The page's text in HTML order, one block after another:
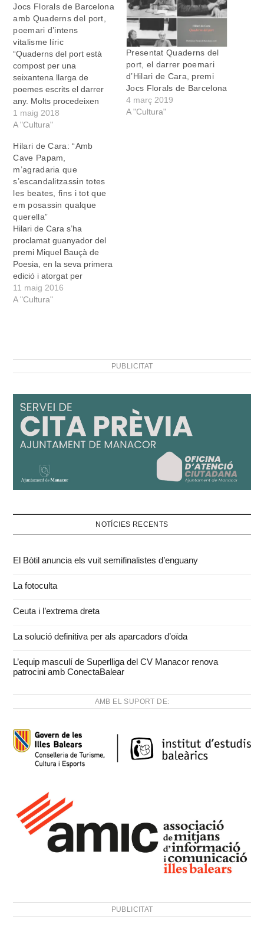
Jocs Florals de Barcelona
amb Quaderns del port,
poemari d’intens
vitalisme líric
“Quaderns del port està
compost per una
seixantena llarga de
poemes escrits el darrer
any. Molts procedeixen
d’apunts que de vegades
penj al Facebook d’una
corregesc”. Així de
senzilla, i així de
complexa, és la tasca
creativa d’Hilari de Cara,
que en aquest cas li ha…
1 maig 2018
A "Cultura"
Presentat Quaderns del
port, el darrer poemari
d’Hilari de Cara, premi
Jocs Florals de Barcelona
4 març 2019
A "Cultura"
Hilari de Cara: “Amb
Cave Papam,
m’agradaria que
s’escandalitzassin totes
les beates, fins i tot que
em posassin qualque
querella”
Hilari de Cara s’ha
proclamat guanyador del
premi Miquel Bauçà de
Poesia, en la seva primera
edició i atorgat per
l’Ajuntament de Felanitx,
amb Cave Papam. El
amb el premi més
11 maig 2016
A "Cultura"
PUBLICITAT
NOTÍCIES RECENTS
El Bòtil anuncia els vuit semifinalistes d’enguany
La fotoculta
Ceuta i l’extrema dreta
La solució definitiva per als aparcadors d’oïda
L’equip masculí de Superlliga del CV Manacor renova
patrocini amb ConectaBalear
AMB EL SUPORT DE:
PUBLICITAT